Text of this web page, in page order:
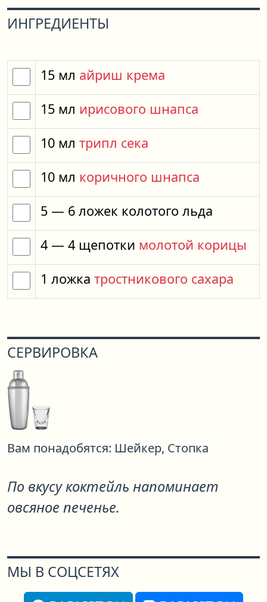
ИНГРЕДИЕНТЫ
15 мл айриш крема
15 мл ирисового шнапса
10 мл трипл сека
10 мл коричного шнапса
5 — 6 ложек колотого льда
4 — 4 щепотки молотой корицы
1 ложка тростникового сахара
СЕРВИРОВКА
Вам понадобятся: Шейкер, Стопка
По вкусу коктейль напоминает
овсяное печенье.
МЫ В СОЦСЕТЯХ